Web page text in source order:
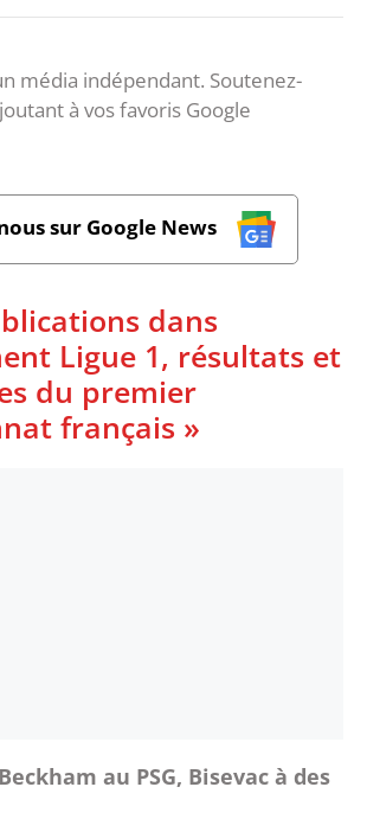
média indépendant. Soutenez-
à vos favoris Google
sur Google News
dans
Ligue 1, résultats et
du premier
français »
au PSG, Bisevac à des